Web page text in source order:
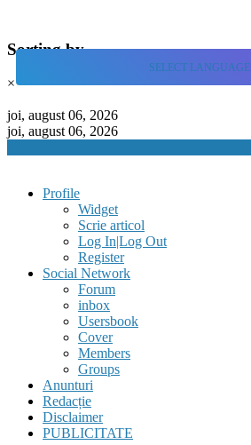
Sorting by
×
to
content
joi, august 06, 2026
joi, august 06, 2026
Profile
Widget
Scrie articol
Log In|Log Out
Register
Social Network
Forum
inbox
Usersbook
Cover
Members
Groups
Anunturi
Redacție
Disclaimer
PUBLICITATE
SELECT LANGUAGE